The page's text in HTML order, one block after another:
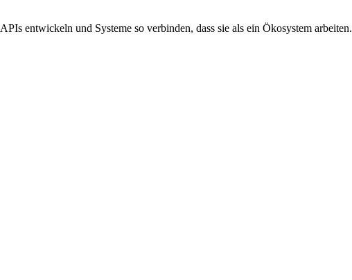
entwickeln und Systeme so verbinden, dass sie als ein Ökosystem arbeiten.